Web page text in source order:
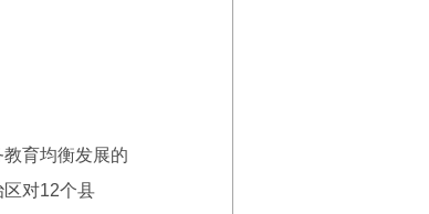
育均衡发展的
对12个县